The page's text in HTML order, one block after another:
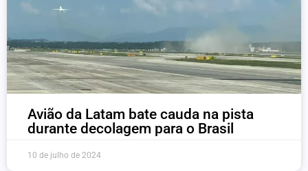
Avião da Latam bate cauda na pista
durante decolagem para o Brasil
10 de julho de 2024